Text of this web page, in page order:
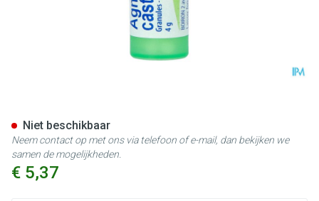
€ 5,37
Niet beschikbaar
Neem contact op met ons via telefoon of e-mail, dan bekijken we
samen de mogelijkheden.